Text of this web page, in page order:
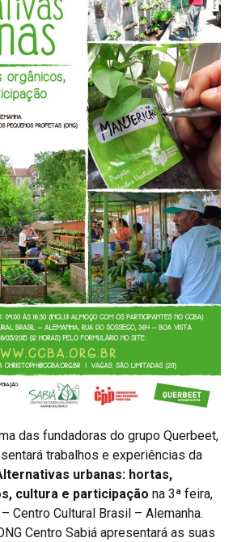
das fundadoras do grupo Querbeet,
trabalhos e experiências da
urbanas: hortas,
cultura e participação na 3ª feira,
Centro Cultural Brasil – Alemanha.
Centro Sabiá apresentará as suas